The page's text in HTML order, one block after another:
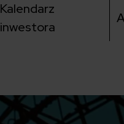
Kalendarz
inwestora